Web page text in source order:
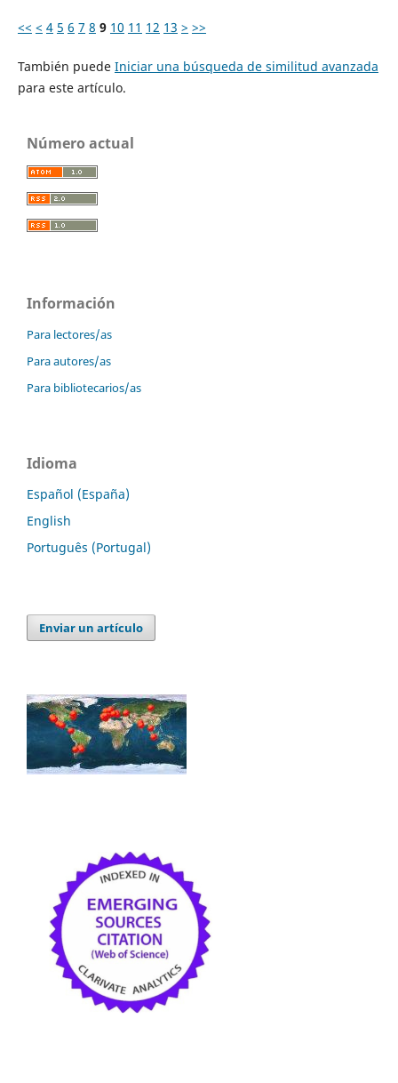
<< < 4 5 6 7 8 9 10 11 12 13 > >>
También puede Iniciar una búsqueda de similitud avanzada
para este artículo.
Número actual
Información
Para lectores/as
Para autores/as
Para bibliotecarios/as
Idioma
Español (España)
English
Português (Portugal)
Enviar un artículo